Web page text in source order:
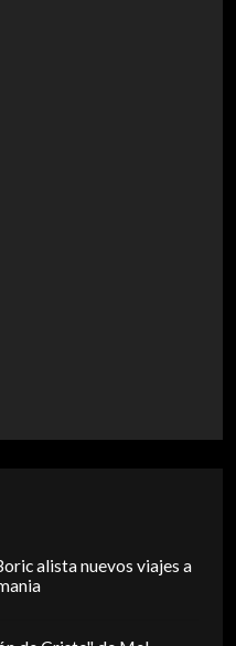
alista nuevos viajes a